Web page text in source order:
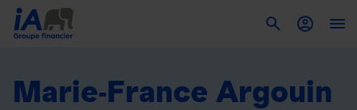
Marie-France Argouin